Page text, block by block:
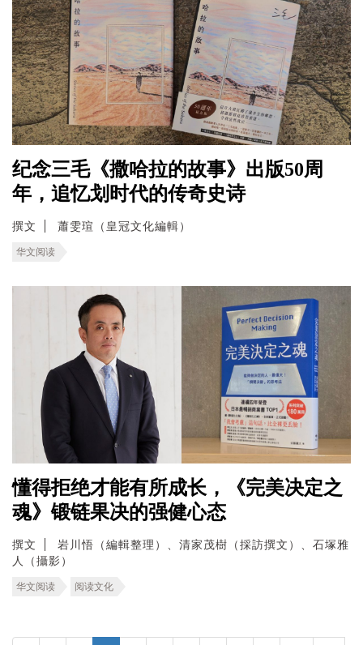
纪念三毛《撒哈拉的故事》出版50周
年，追忆划时代的传奇史诗
撰文 蕭雯瑄（皇冠文化編輯）
华文阅读
懂得拒绝才能有所成长，《完美决定之
魂》锻链果决的强健心态
撰文
岩川悟（編輯整理）、清家茂樹（採訪撰文）、石塚雅
人（攝影）
华文阅读 阅读文化